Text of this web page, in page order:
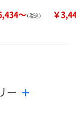
～（税込） ￥
ー